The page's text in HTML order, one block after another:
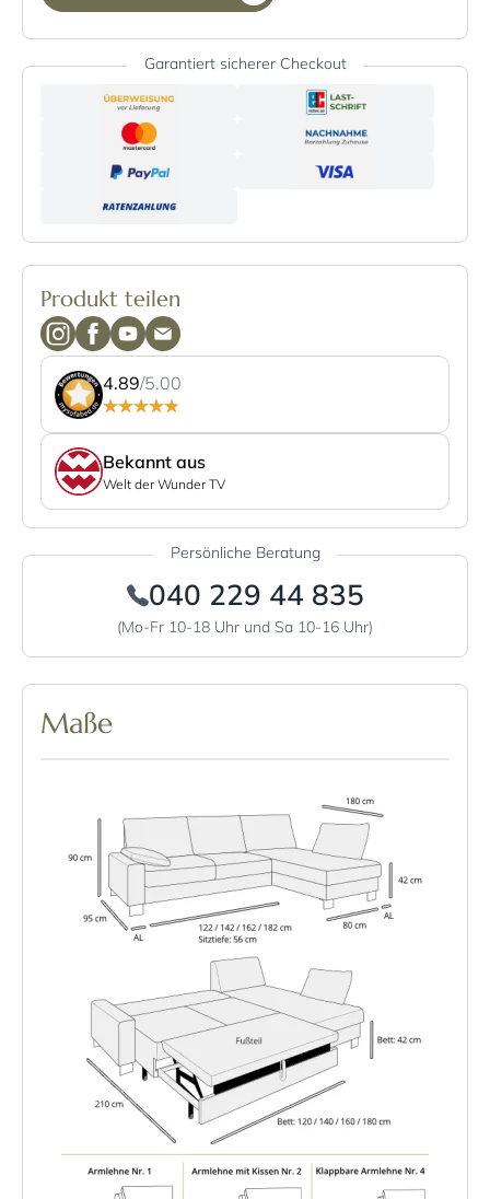
Garantiert sicherer Checkout
Produkt teilen
4.89/5.00
Bekannt aus
Welt der Wunder TV
Persönliche Beratung
040 229 44 835
(Mo-Fr 10-18 Uhr und Sa 10-16 Uhr)
Maße